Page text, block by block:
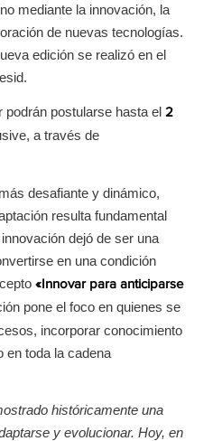
mediante la innovación, la
de nuevas tecnologías.
edición se realizó en el
podrán postularse hasta el 2
a través de
desafiante y dinámico,
resulta fundamental
dejó de ser una
en una condición
«Innovar para anticiparse
pone el foco en quienes se
incorporar conocimiento
en toda la cadena
históricamente una
y evolucionar. Hoy, en